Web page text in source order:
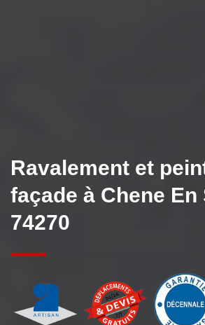
Ravalement et
façade à Chene En
74270